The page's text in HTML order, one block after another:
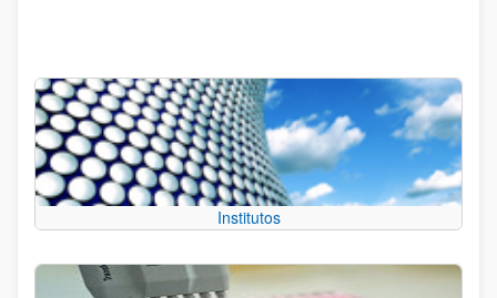
Institutos